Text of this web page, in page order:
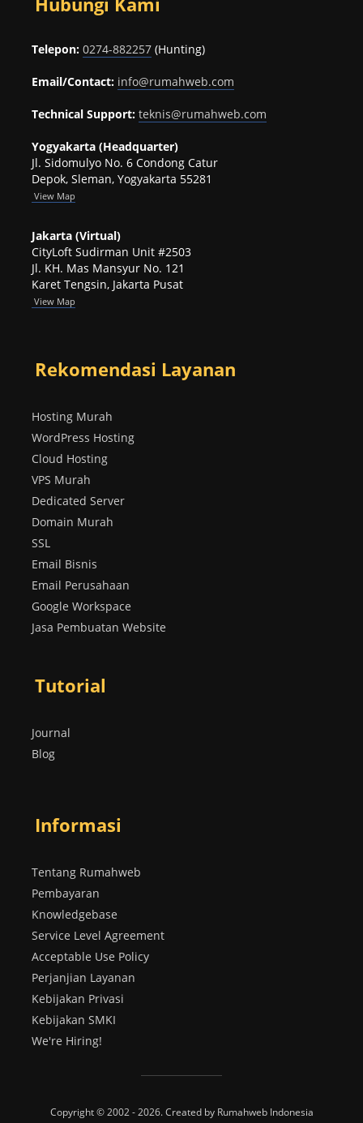
Telepon: 0274-882257 (Hunting)
Email/Contact: info@rumahweb.com
Technical Support: teknis@rumahweb.com
Yogyakarta (Headquarter)
Jl. Sidomulyo No. 6 Condong Catur
Depok, Sleman, Yogyakarta 55281
View Map
Jakarta (Virtual)
CityLoft Sudirman Unit #2503
Jl. KH. Mas Mansyur No. 121
Karet Tengsin, Jakarta Pusat
View Map
Rekomendasi Layanan
Hosting Murah
WordPress Hosting
Cloud Hosting
VPS Murah
Dedicated Server
Domain Murah
SSL
Email Bisnis
Email Perusahaan
Google Workspace
Jasa Pembuatan Website
Tutorial
Journal
Blog
Informasi
Tentang Rumahweb
Pembayaran
Knowledgebase
Service Level Agreement
Acceptable Use Policy
Perjanjian Layanan
Kebijakan Privasi
Kebijakan SMKI
We're Hiring!
Copyright © 2002 - 2026. Created by Rumahweb Indonesia